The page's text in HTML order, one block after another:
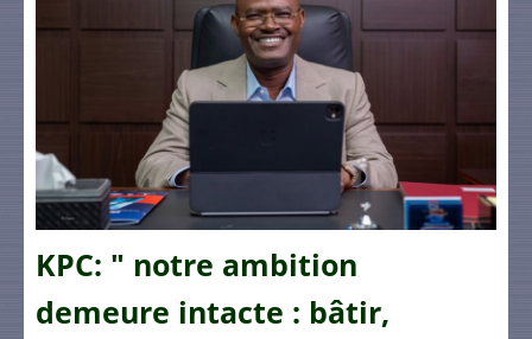
KPC: " notre ambition
demeure intacte : bâtir,